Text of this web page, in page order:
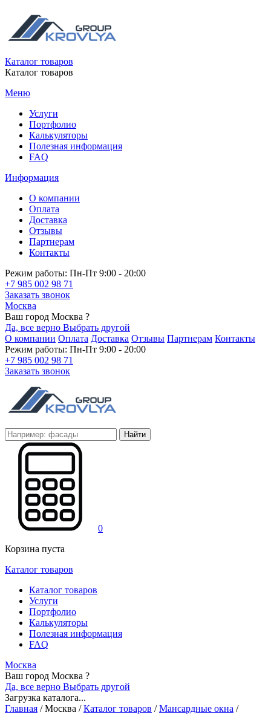
Каталог товаров
Каталог товаров
Меню
Услуги
Портфолио
Калькуляторы
Полезная информация
FAQ
Информация
О компании
Оплата
Доставка
Отзывы
Партнерам
Контакты
Режим работы: Пн-Пт 9:00 - 20:00
+7 985 002 98 71
Заказать звонок
Москва
Ваш город Москва ?
Да, все верно Выбрать другой
О компании Оплата Доставка Отзывы Партнерам Контакты
Режим работы: Пн-Пт 9:00 - 20:00
+7 985 002 98 71
Заказать звонок
Найти
0
Корзина пуста
Каталог товаров
Каталог товаров
Услуги
Портфолио
Калькуляторы
Полезная информация
FAQ
Москва
Ваш город Москва ?
Да, все верно Выбрать другой
Загрузка каталога...
Главная /Москва / Каталог товаров / Мансардные окна /